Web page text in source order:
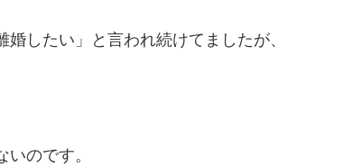
したい」と言われ続けてましたが、
のです。